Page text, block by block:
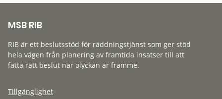
MSB RIB
RIB är ett beslutsstöd för räddningstjänst som ger stöd
hela vägen från planering av framtida insatser till att
fatta rätt beslut när olyckan är framme.
Tillgänglighet